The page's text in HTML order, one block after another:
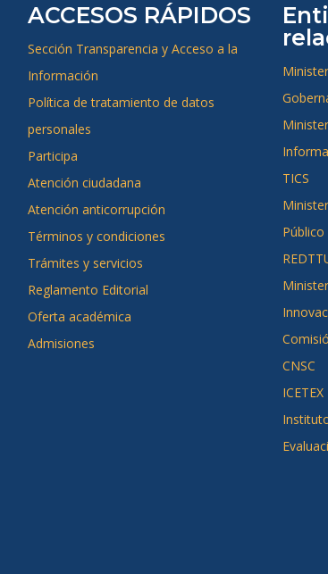
ACCESOS RÁPIDOS
Sección Transparencia y Acceso a la
Información
Política de tratamiento de datos
personales
Participa
Atención ciudadana
Atención anticorrupción
Términos y condiciones
Trámites y servicios
Reglamento Editorial
Oferta académica
Admisiones
TICS
Público
CNSC
ICETEX